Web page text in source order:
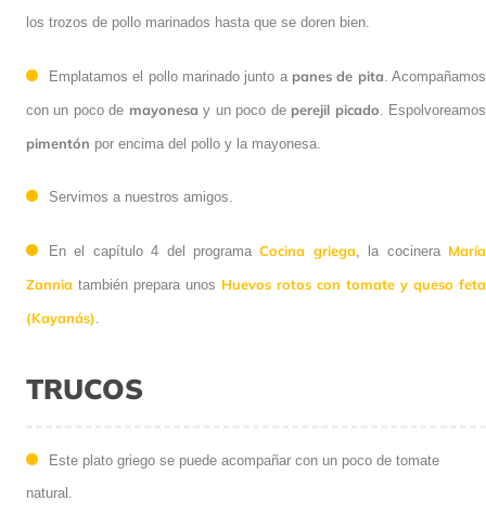
los trozos de pollo marinados hasta que se doren bien.
Emplatamos el pollo marinado junto apanes de pita. Acompañamos
con un poco de mayonesa y un poco de perejil picado. Espolvoreamos
pimentón por encima del pollo y la mayonesa.
Servimos a nuestros amigos.
En el capítulo 4 del programaCocina griega, la cocinera María
Zannia también prepara unos Huevos rotos con tomate y queso feta
(Kayanás).
TRUCOS
Este plato griego se puede acompañar con un poco de tomate
natural.